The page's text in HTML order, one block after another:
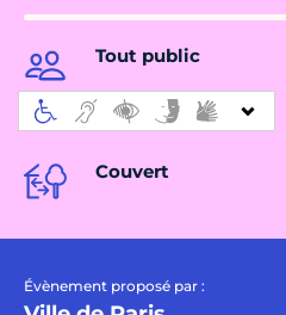
Tout public
Couvert
Évènement proposé par :